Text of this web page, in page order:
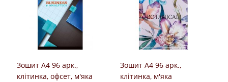
Зошит А4 96 арк.,
клітинка, офсет, м'яка
Зошит А4 96 арк.,
клітинка, м'яка